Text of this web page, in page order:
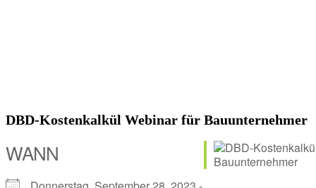
DBD-Kostenkalkül Webinar für Bauunternehmer
WANN